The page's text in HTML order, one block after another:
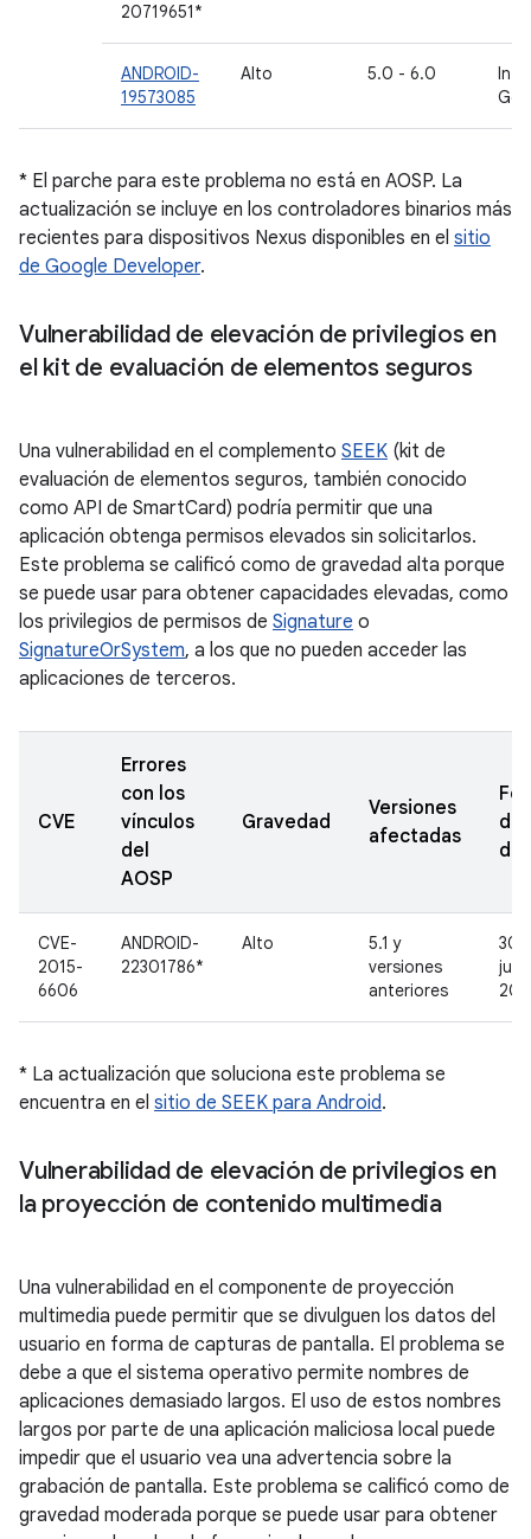
20719651*
ANDROID-
19573085
Alto 5.0 - 6.0
* El parche para este problema no está en AOSP. La
actualización se incluye en los controladores binarios más
recientes para dispositivos Nexus disponibles en el sitio
de Google Developer.
Vulnerabilidad de elevación de privilegios en
el kit de evaluación de elementos seguros
Una vulnerabilidad en el complemento SEEK (kit de
evaluación de elementos seguros, también conocido
como API de SmartCard) podría permitir que una
aplicación obtenga permisos elevados sin solicitarlos.
Este problema se calificó como de gravedad alta porque
se puede usar para obtener capacidades elevadas, como
los privilegios de permisos de Signature o
SignatureOrSystem, a los que no pueden acceder las
aplicaciones de terceros.
CVE
Errores
con los
vínculos
del
AOSP
Gravedad
Versiones
afectadas
de
CVE-
2015-
6606
ANDROID-
22301786*
Alto
5.1 y
versiones
anteriores
30
* La actualización que soluciona este problema se
encuentra en el sitio de SEEK para Android.
Vulnerabilidad de elevación de privilegios en
la proyección de contenido multimedia
Una vulnerabilidad en el componente de proyección
multimedia puede permitir que se divulguen los datos del
usuario en forma de capturas de pantalla. El problema se
debe a que el sistema operativo permite nombres de
aplicaciones demasiado largos. El uso de estos nombres
largos por parte de una aplicación maliciosa local puede
impedir que el usuario vea una advertencia sobre la
grabación de pantalla. Este problema se calificó como de
gravedad moderada porque se puede usar para obtener